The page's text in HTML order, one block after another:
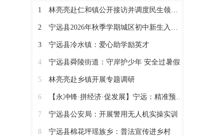
1 林亮亮赴仁和镇公开接访并调度民生领域信访工作
2 宁远县2026年秋季学期城区初中新生入学微机派位工作顺利收官
3 宁远县冷水镇：爱心助学励英才
4 宁远县舜陵街道：守岸护少年 安全过暑假
5 林亮亮赴乡镇开展专题调研
6 【永冲锋·拼经济·促发展】宁远：精准预约少跑路 阳光收烟暖农心
7 宁远县公安局：开展警用无人机实操实训
8 宁远县棉花坪瑶族乡：普法宣传进乡村